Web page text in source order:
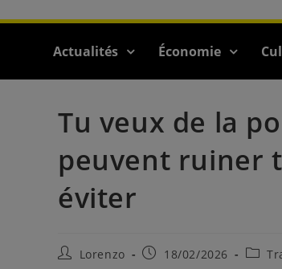
Actualités Économie
Tu veux de la
peuvent ruiner
éviter
Lorenzo 18/02/2026